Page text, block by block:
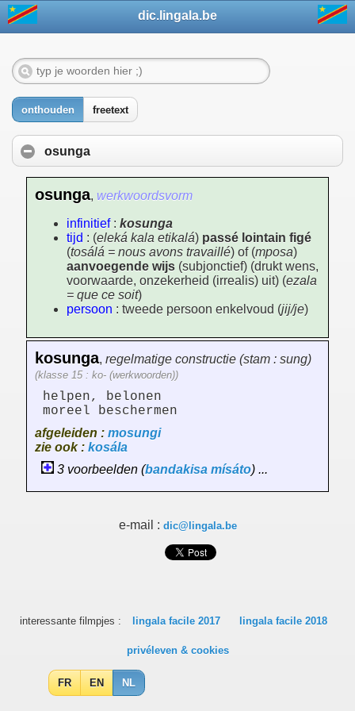
dic.lingala.be
onthouden freetext
osunga
osunga, werkwoordsvorm
infinitief: kosunga
tijd : (eleká kala etikalá) passé lointain figé
(tosálá = nous avons travaillé) of (mposa)
aanvoegende wijs (subjonctief) (drukt wens,
voorwaarde, onzekerheid (irrealis) uit) (ezala
= que ce soit)
persoon : tweede persoon enkelvoud (jij/je)
kosunga, regelmatige constructie (stam : sung)
(klasse 15 : ko- (werkwoorden))
helpen, belonen
moreel beschermen
afgeleiden : mosungi
zie ook : kosála
3 voorbeelden (bandakisa mísáto) ...
e-mail : dic@lingala.be
interessante filmpjes : lingala facile 2017 lingala facile 2018
privéleven & cookies
FR EN NL